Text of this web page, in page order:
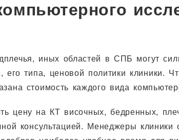
иных областей в СПБ могут
его типа, ценовой политики клиники.
стоимость каждого вида
цену на КТ височных, бедренных,
консультацией. Менеджеры